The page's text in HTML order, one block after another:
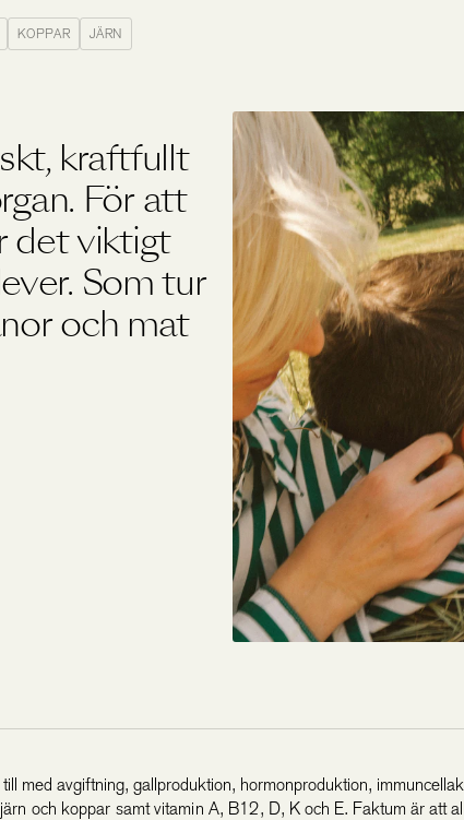
produkter
KOPPAR JÄRN
kraftfullt
För att
det viktigt
Som tur
och mat
med avgiftning, gallproduktion, hormonproduktion,
järn och koppar samtvitamin A, B12, D, Koch E. Faktum är att